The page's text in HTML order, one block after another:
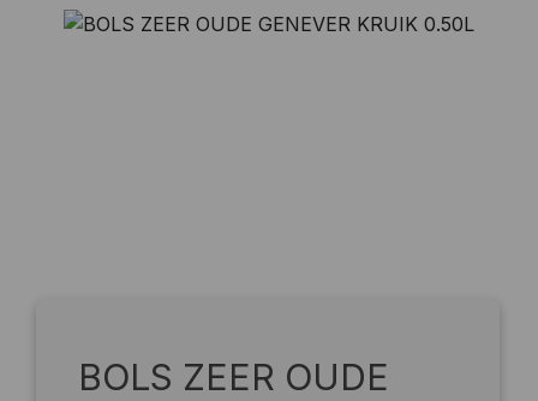
Afbeeldingengalerij overslaan
BOLS ZEER OUDE